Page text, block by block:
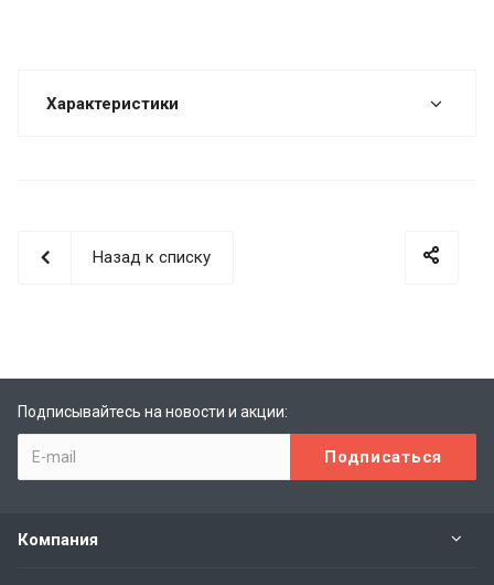
Характеристики
Назад к списку
Подписывайтесь на новости и акции:
Компания